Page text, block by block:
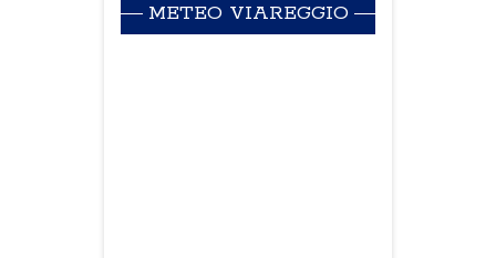
METEO VIAREGGIO